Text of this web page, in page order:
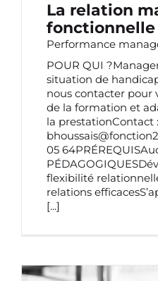
La relation
fonctionnelle
Performance
POUR QUI
situation de
nous contacter pour
de la formation et
la prestationContact
05
flexibilité
relations
[...]